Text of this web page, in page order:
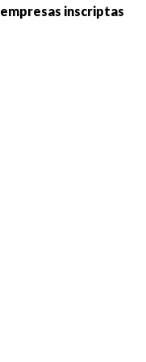
empresas inscriptas